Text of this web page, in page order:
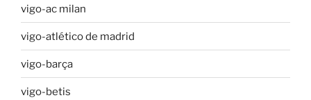
vigo-ac milan
vigo-atlético de madrid
vigo-barça
vigo-betis